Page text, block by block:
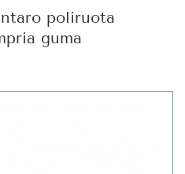
poliruota
guma